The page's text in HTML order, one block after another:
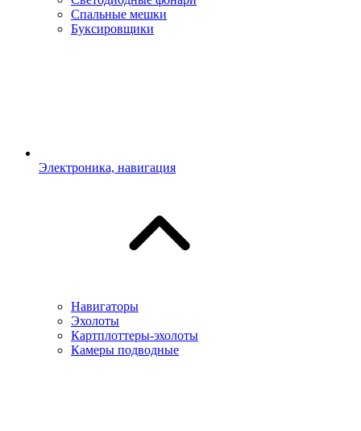
Спальные мешки
Буксировщики
Электроника, навигация
Навигаторы
Эхолоты
Картплоттеры-эхолоты
Камеры подводные